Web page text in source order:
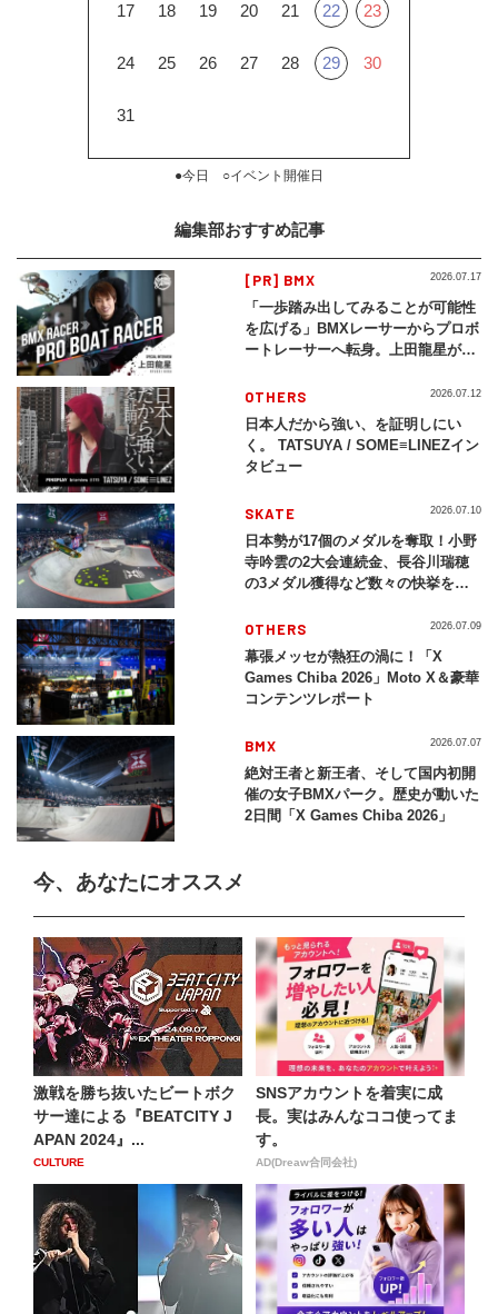
17 18 19 20 21 22 23
24 25 26 27 28 29 30
31
●今日 ○イベント開催日
編集部おすすめ記事
[PR] BMX
「一歩踏み出してみることが可能性
を広げる」BMXレーサーからプロボ
ートレーサーへ転身。上田龍星が体
2026.07.17
OTHERS
日本人だから強い、を証明しにい
く。 TATSUYA / SOME≡LINEZイン
タビュー
2026.07.12
SKATE
日本勢が17個のメダルを奪取！小野
寺吟雲の2大会連続金、長谷川瑞穂
の3メダル獲得など数々の快挙をプ
2026」
2026.07.10
OTHERS
幕張メッセが熱狂の渦に！「X
Games Chiba 2026」Moto X＆豪華
コンテンツレポート
2026.07.09
BMX
絶対王者と新王者、そして国内初開
催の女子BMXパーク。歴史が動いた
2日間「X Games Chiba 2026」
2026.07.07
今、あなたにオススメ
激戦を勝ち抜いたビートボク
サー達による『BEATCITY J
APAN 2024』...
CULTURE
SNSアカウントを着実に成
長。実はみんなココ使ってま
す。
AD(Dreaw合同会社)